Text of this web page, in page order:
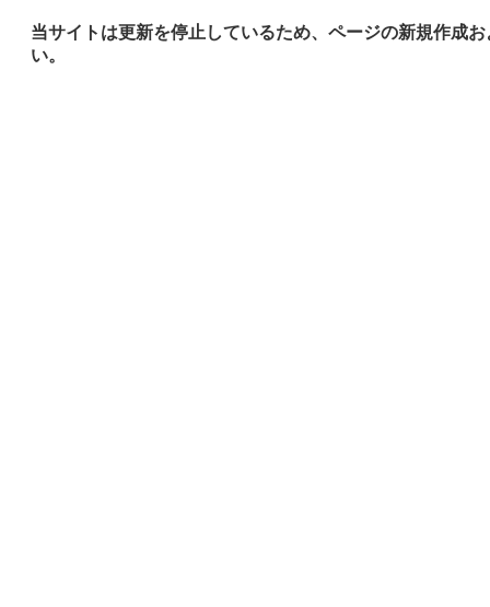
当サイトは更新を停止しているため、ページの新規作成
い。